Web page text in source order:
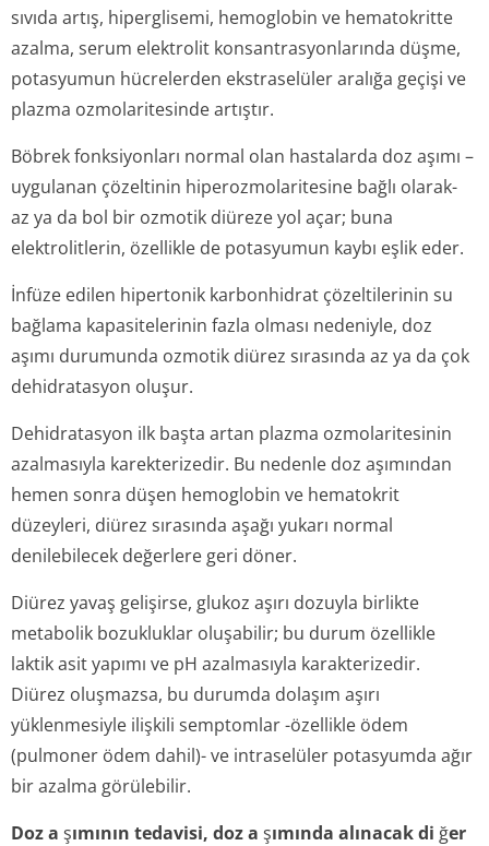
sıvıda artış, hiperglisemi, hemoglobin ve hematokritte
azalma, serum elektrolit konsantrasyon­larında düşme,
potasyumun hücrelerden ekstraselüler aralığa geçişi ve
plazma ozmolaritesinde artıştır.
Böbrek fonksiyonları normal olan hastalarda doz aşımı –
uygulanan çözeltinin hiperozmolaritesine bağlı olarak-
az ya da bol bir ozmotik diüreze yol açar; buna
elektrolitlerin, özellikle de potasyumun kaybı eşlik eder.
İnfüze edilen hipertonik karbonhidrat çözeltilerinin su
bağlama kapasitelerinin fazla olması nedeniyle, doz
aşımı durumunda ozmotik diürez sırasında az ya da çok
dehidratasyon oluşur.
Dehidratasyon ilk başta artan plazma ozmolaritesinin
azalmasıyla karekterizedir. Bu nedenle doz aşımından
hemen sonra düşen hemoglobin ve hematokrit
düzeyleri, diürez sırasında aşağı yukarı normal
denilebilecek değerlere geri döner.
Diürez yavaş gelişirse, glukoz aşırı dozuyla birlikte
metabolik bozukluklar oluşabilir; bu durum özellikle
laktik asit yapımı ve pH azalmasıyla karakterizedir.
Diürez oluşmazsa, bu durumda dolaşım aşırı
yüklenmesiyle ilişkili semptomlar -özellikle ödem
(pulmoner ödem dahil)- ve intraselüler potasyumda ağır
bir azalma görülebilir.
Doz a şımının tedavisi, doz a şımında alınacak di ğer